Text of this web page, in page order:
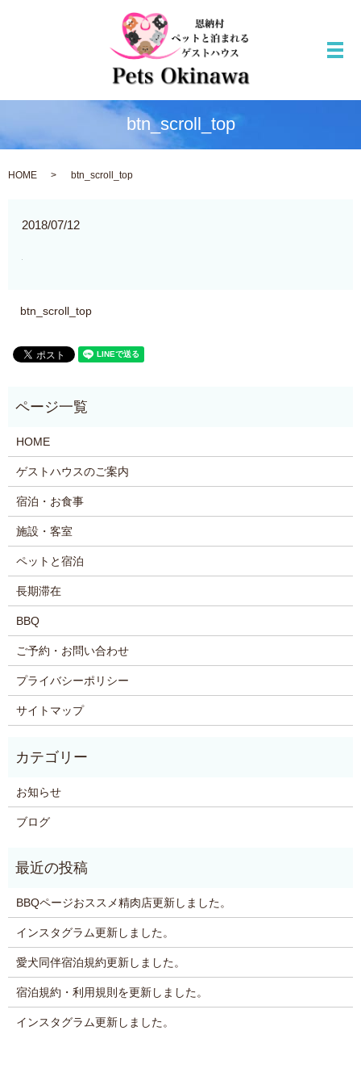
メ
btn_scroll_top
HOME btn_scroll_top
2018/07/12
btn_scroll_top
HOME
ゲストハウスのご案内
宿泊・お食事
施設・客室
ペットと宿泊
長期滞在
BBQ
ご予約・お問い合わせ
プライバシーポリシー
サイトマップ
お知らせ
ブログ
BBQページおススメ精肉店更新しました。
インスタグラム更新しました。
愛犬同伴宿泊規約更新しました。
宿泊規約・利用規則を更新しました。
インスタグラム更新しました。